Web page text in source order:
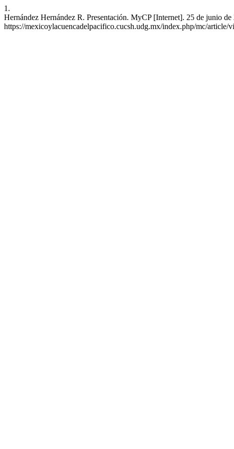
1.
Hernández Hernández R. Presentación. MyCP [Internet]. 25 de junio
https://mexicoylacuencadelpacifico.cucsh.udg.mx/index.php/mc/article/